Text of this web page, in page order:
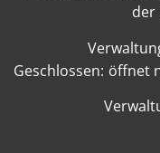
der
Klicken, um weitere
Geschlossen: öffnet